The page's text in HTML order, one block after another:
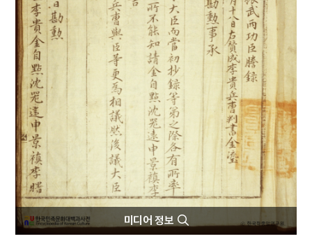
5
김치
남산
7
남으로 창을 내겠소
만파식적 설화
박성춘
미디어 정보